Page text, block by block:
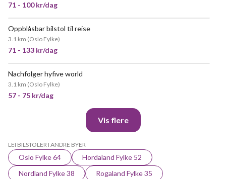
71 - 100 kr/dag
Oppblåsbar bilstol til reise
3.1 km (Oslo Fylke)
71 - 133 kr/dag
Nachfolger hyfive world
3.1 km (Oslo Fylke)
57 - 75 kr/dag
Vis flere
LEI BILSTOLER I ANDRE BYER
Oslo Fylke 64
Hordaland Fylke 52
Nordland Fylke 38
Rogaland Fylke 35